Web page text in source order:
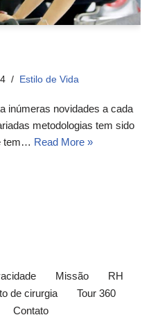
Estilo de Vida
inúmeras novidades a cada
metodologias tem sido
tem… Read More »
Missão
RH
de cirurgia
Tour 360
Contato